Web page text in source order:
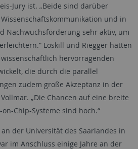
Jury ist. „Beide sind darüber
und in
Nachwuchsförderung sehr aktiv, um
Loskill und Riegger hätten
hervorragenden
die durch die parallel
zudem große Akzeptanz in der
„Die Chancen auf eine breite
Chip-Systeme sind hoch.“
der Universität des Saarlandes in
im Anschluss einige Jahre an der